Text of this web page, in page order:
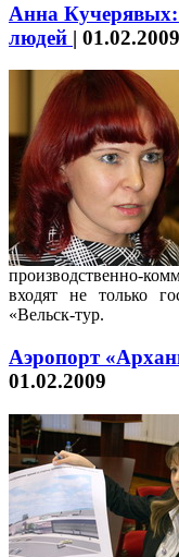
Анна Кучерявых:
людей | 01.02.2009
производственно-
входят не только
«Вельск-тур.
Аэропорт
01.02.2009